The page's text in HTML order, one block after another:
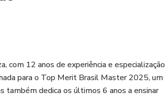
com 12 anos de experiência e especialização
para o Top Merit Brasil Master 2025, um
também dedica os últimos 6 anos a ensinar